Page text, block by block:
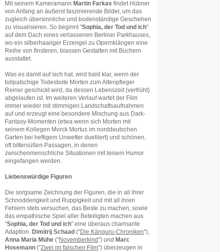
Mit seinem Kameramann Martin Farkas findet Hübner
von Anfang an äußerst faszinierende Bilder, um das
zugleich übersinnliche und bodenständige Geschehen
zu visualisieren. So beginnt "Sophia, der Tod und ich"
auf dem Dach eines verlassenen Berliner Parkhauses,
wo ein silberhaariger Erzengel zu Opernklängen eine
Reihe von finsteren, blassen Gestalten mit Büchern
ausstattet.
Was es damit auf sich hat, wird bald klar, wenn der
tollpatschige Todesbote Morten zum Altenpfleger
Reiner geschickt wird, da dessen Lebenszeit (verfrüht)
abgelaufen ist. Im weiteren Verlauf wartet der Film
immer wieder mit stimmigen Landschaftsaufnahmen
auf und erzeugt eine besondere Mischung aus Dark-
Fantasy-Momenten (etwa wenn sich Morten mit
seinem Kollegen Morck Mortus im norddeutschen
Garten bei heftigem Unwetter duelliert) und schönen,
oft bittersüßen Passagen, in denen
zwischenmenschliche Situationen mit leisem Humor
eingefangen werden.
Liebenswürdige Figuren
Die sorgsame Zeichnung der Figuren, die in all ihrer
Schnodderigkeit und Ruppigkeit und mit all ihren
Fehlern stets versuchen, das Beste zu machen, sowie
das empathische Spiel aller Beteiligten machen aus
"Sophia, der Tod und ich" eine überaus charmante
Adaption.
Dimitrij Schaad ("Die Känguru-Chroniken"),
Anna Maria Mühe ("Novemberkind") und Marc
Hosemann ("Zwei im falschen Film") überzeugen in